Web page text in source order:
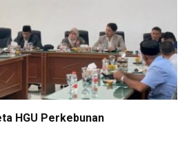
HGU Perkebunan